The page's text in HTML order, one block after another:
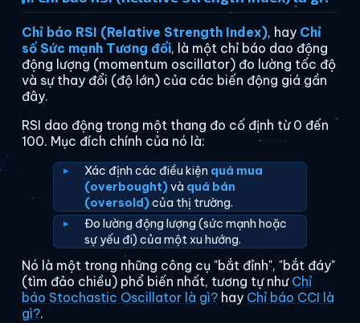
Chỉ báo RSI (Relative Strength Index), hay Chỉ
số Sức mạnh Tương đối, là một chỉ báo dao động
động lượng (momentum oscillator) đo lường tốc độ
và sự thay đổi (độ lớn) của các biến động giá gần
đây.
RSI dao động trong một thang đo cố định từ 0 đến
100. Mục đích chính của nó là:
Xác định các điều kiện quá mua
(overbought)và quá bán
(oversold)của thị trường.
Đo lường động lượng (sức mạnh hoặc
sự yếu đi) của một xu hướng.
Nó là một trong những công cụ "bắt đỉnh", "bắt đáy"
(tìm đảo chiều) phổ biến nhất, tương tự như Chỉ
báo Stochastic Oscillator là gì?hay Chỉ báo CCI là
gì?.